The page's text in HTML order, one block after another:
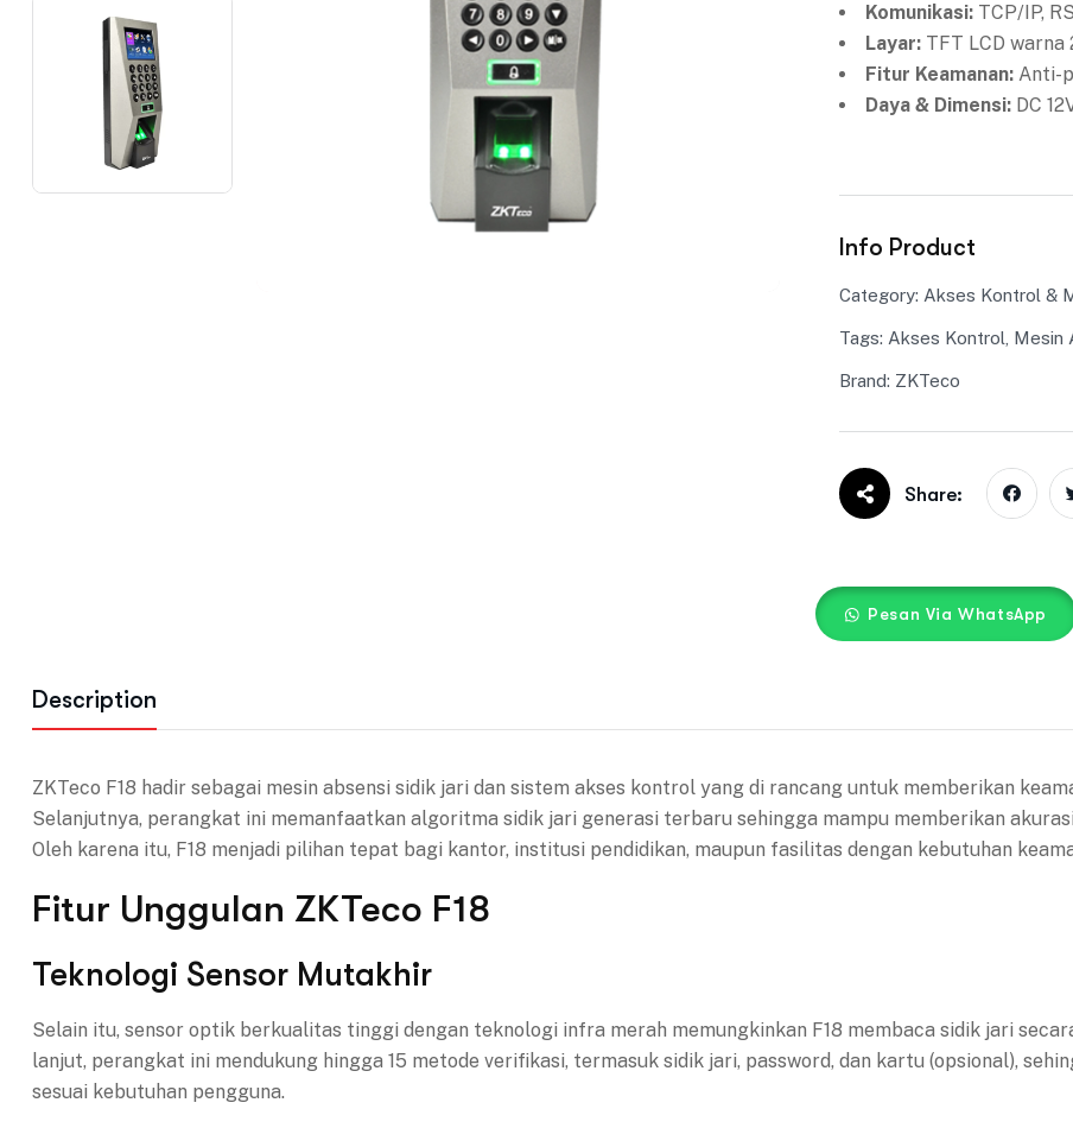
Komunikasi: TCP/IP,
Layar: TFT LCD warna
Fitur Keamanan: Anti-
Daya & Dimensi: DC
Info Product
Category: Akses Kontrol &
Tags: Akses Kontrol Mesin
Brand: ZKTeco
Share:
Pesan Via WhatsApp
Description
ZKTeco F18 hadir sebagai mesin absensi sidik jari dan sistem akses kontrol yang di rancang untuk memberikan
Selanjutnya, perangkat ini memanfaatkan algoritma sidik jari generasi terbaru sehingga mampu memberikan
Oleh karena itu, F18 menjadi pilihan tepat bagi kantor, institusi pendidikan, maupun fasilitas dengan kebutuhan
Fitur Unggulan ZKTeco F18
Teknologi Sensor Mutakhir
Selain itu, sensor optik berkualitas tinggi dengan teknologi infra merah memungkinkan F18 membaca sidik jari
lanjut, perangkat ini mendukung hingga 15 metode verifikasi, termasuk sidik jari, password, dan kartu (opsional),
sesuai kebutuhan pengguna.